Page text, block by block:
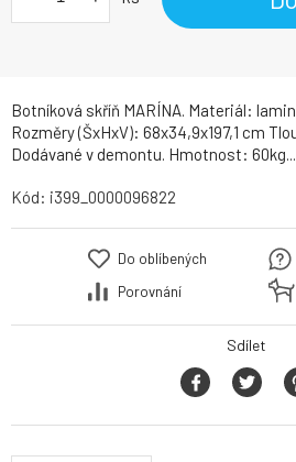
Botníková skříň MARÍNA. Materiál:
Rozměry (ŠxHxV): 68x34,9x197,1 cm
Dodávané v demontu. Hmotnost: 60kg...
Kód: i399_0000096822
Do oblíbených
Porovnání
Sdílet